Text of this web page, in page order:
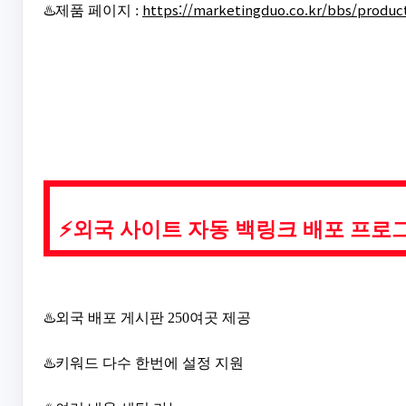
♨️제품 페이지 : https://marketingduo.co.kr/bbs/
⚡외국 사이트 자동 백링크 배포 프로
♨️외국 배포 게시판 250여곳 제공
♨️키워드 다수 한번에 설정 지원